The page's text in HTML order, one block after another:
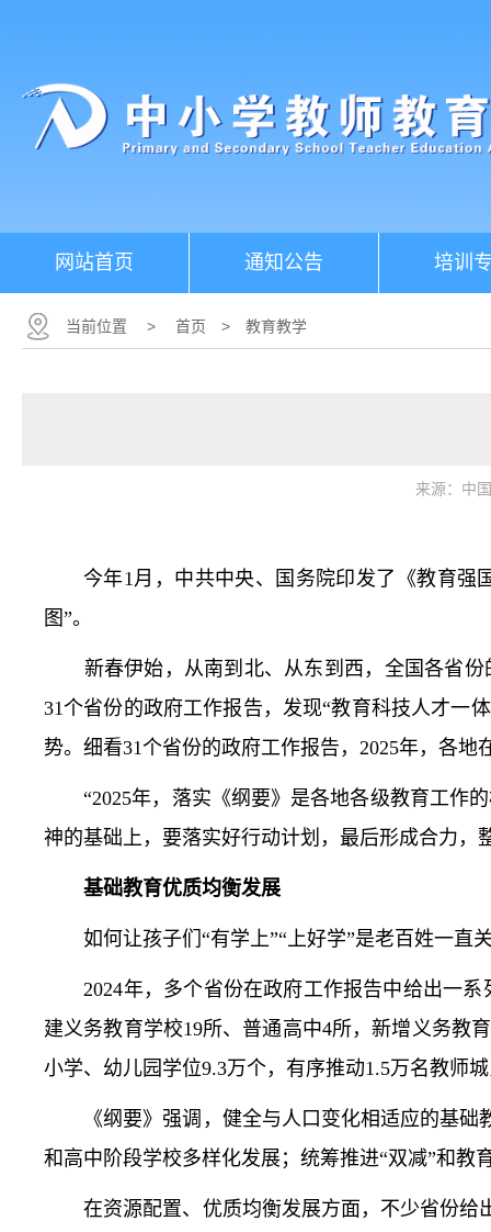
网站首页 通知公告 培训
当前位置 > 首页 > 教育教学
来源：中
今年1月，中共中央、国务院印发了《教育强
图”。
新春伊始，从南到北、从东到西，全国各省份
31个省份的政府工作报告，发现“教育科技人才一
势。细看31个省份的政府工作报告，2025年，各
“2025年，落实《纲要》是各地各级教育工作的
神的基础上，要落实好行动计划，最后形成合力，
基础教育优质均衡发展
如何让孩子们“有学上”“上好学”是老百姓一直
2024年，多个省份在政府工作报告中给出一系
建义务教育学校19所、普通高中4所，新增义务教
小学、幼儿园学位9.3万个，有序推动1.5万名教
《纲要》强调，健全与人口变化相适应的基础
和高中阶段学校多样化发展；统筹推进“双减”和教
在资源配置、优质均衡发展方面，不少省份给